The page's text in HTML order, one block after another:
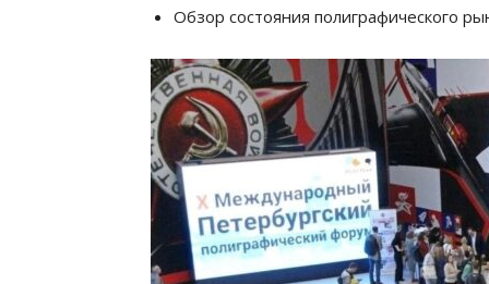
Обзор состояния полиграфического